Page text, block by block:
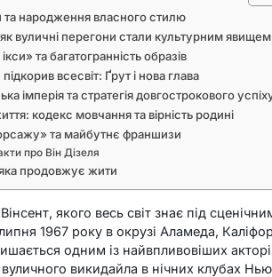
та народження власного стилю
вуличні перегони стали культурним явищем
та багатогранність образів
всесвіт: Ґрут і нова глава
імперія та стратегія довгострокового
кодекс мовчання та вірність родині
та майбутнє франшизи
про Він Дізеля
продовжує жити
якого весь світ знає під
1967 року в окрузі Аламеда,
одним із найвпливовіших
викидайла в нічних клубах